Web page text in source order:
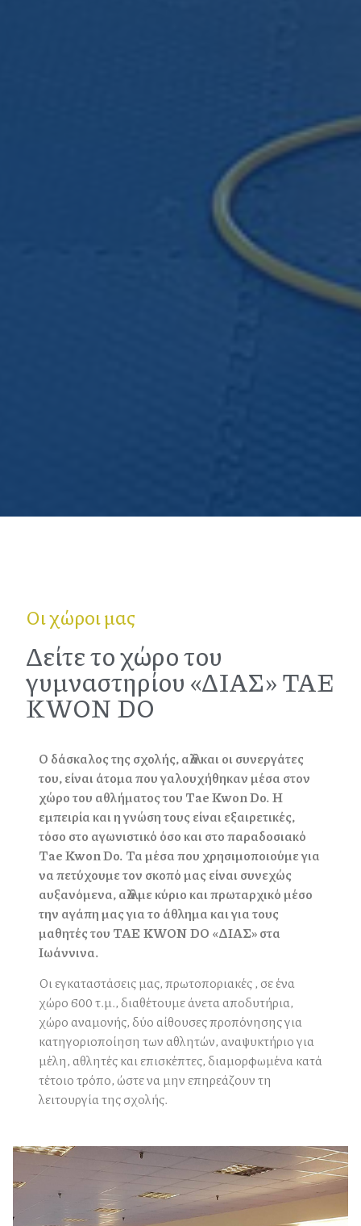
Οι χώροι μας
Δείτε το χώρο του
γυμναστηρίου «ΔΙΑΣ» TAE
KWON DO
Ο δάσκαλος της σχολής, αλλά και οι συνεργάτες
του, είναι άτομα που γαλουχήθηκαν μέσα στον
χώρο του αθλήματος του Tae Kwon Do. Η
εμπειρία και η γνώση τους είναι εξαιρετικές,
τόσο στο αγωνιστικό όσο και στο παραδοσιακό
Tae Kwon Do. Τα μέσα που χρησιμοποιούμε για
να πετύχουμε τον σκοπό μας είναι συνεχώς
αυξανόμενα, αλλά με κύριο και πρωταρχικό μέσο
την αγάπη μας για το άθλημα και για τους
μαθητές του TAE KWON DO «ΔΙΑΣ» στα
Ιωάννινα.
Οι εγκαταστάσεις μας, πρωτοποριακές , σε ένα
χώρο 600 τ.μ., διαθέτουμε άνετα αποδυτήρια,
χώρο αναμονής, δύο αίθουσες προπόνησης για
κατηγοριοποίηση των αθλητών, αναψυκτήριο για
μέλη, αθλητές και επισκέπτες, διαμορφωμένα κατά
τέτοιο τρόπο, ώστε να μην επηρεάζουν τη
λειτουργία της σχολής.